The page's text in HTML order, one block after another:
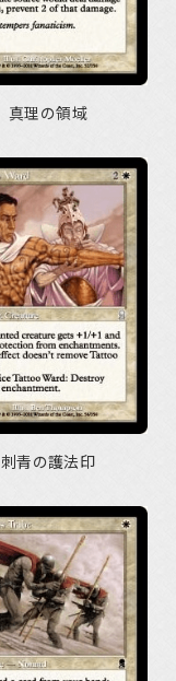
真理の領域
刺青の護法印